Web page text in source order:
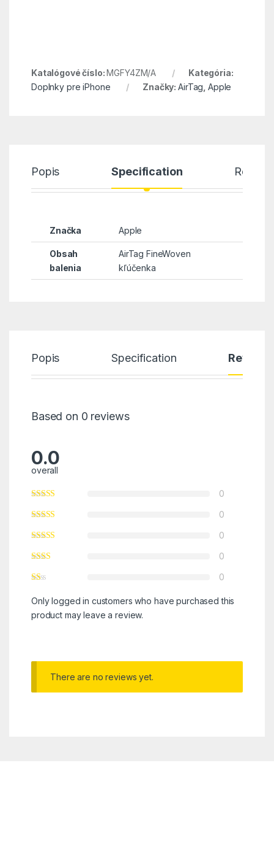
Katalógové číslo:MGFY4ZM/A
Kategória:
Doplnky pre iPhone
Značky:AirTag Apple
Popis Specification
Značka Apple
Obsah
balenia
AirTag FineWoven
kľúčenka
Popis Specification Reviews
Based on 0 reviews
0.0
overall
0
0
0
0
0
Only logged in customers who have purchased this
product may leave a review.
There are no reviews yet.